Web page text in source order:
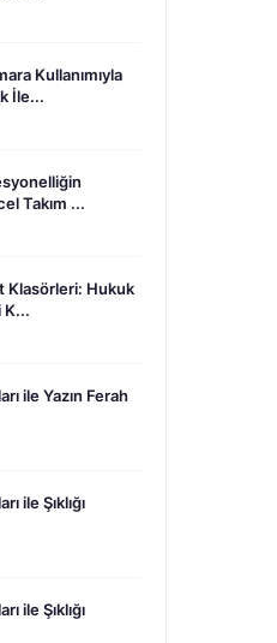
Kullanımıyla
İle...
Takım ...
Klasörleri: Hukuk
K...
ile Yazın Ferah
ile Şıklığı
ile Şıklığı